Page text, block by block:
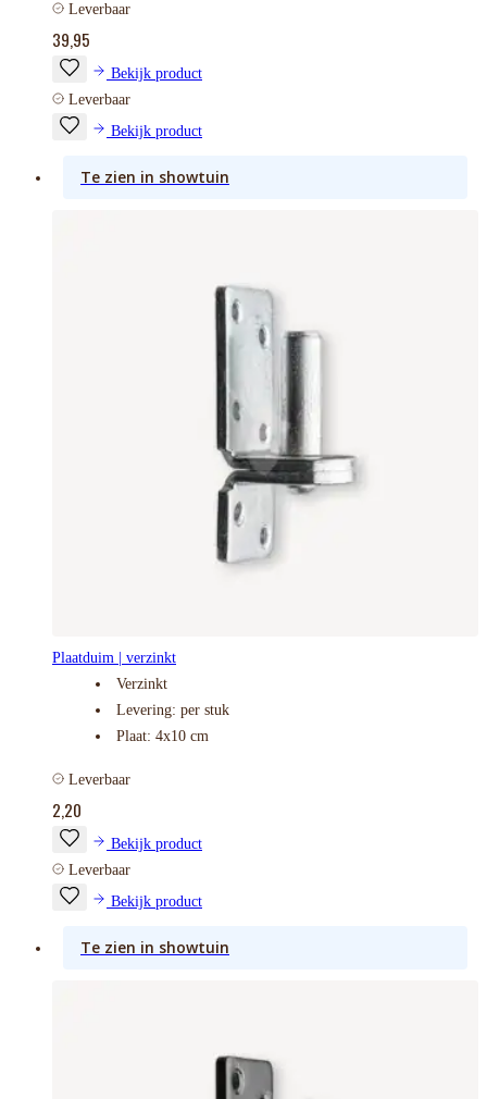
Leverbaar
39,95
Bekijk product
Leverbaar
Bekijk product
Te zien in showtuin
Plaatduim | verzinkt
Verzinkt
Levering: per stuk
Plaat: 4x10 cm
Leverbaar
2,20
Bekijk product
Leverbaar
Bekijk product
Te zien in showtuin